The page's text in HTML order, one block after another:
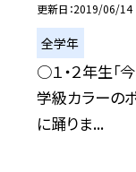
更新日 2019/06/14
全学年
○１・２年生「今
学級カラーの
に踊りま...